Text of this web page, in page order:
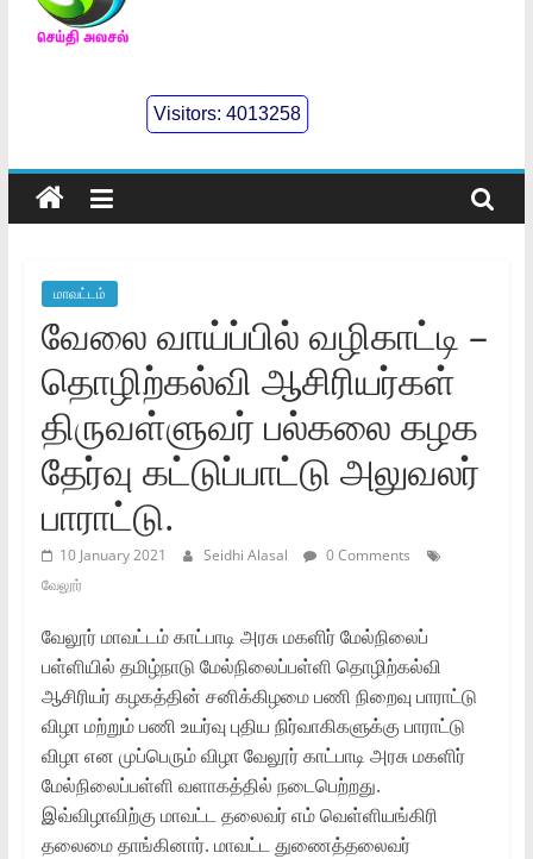
செய்திஅலசல்
Seidhialasal
Tamil
Online
Visitors:4013258
மாவட்டம்
வேலை வாய்ப்பில் வழிகாட்டி –
தொழிற்கல்வி ஆசிரியர்கள்
திருவள்ளுவர் பல்கலை கழக
தேர்வு கட்டுப்பாட்டு அலுவலர்
பாராட்டு.
10 January 2021 Seidhi Alasal
0 Comments
வேலூர்
வேலூர் மாவட்டம் காட்பாடி அரசு மகளிர் மேல்நிலைப்
பள்ளியில் தமிழ்நாடு மேல்நிலைப்பள்ளி தொழிற்கல்வி
ஆசிரியர் கழகத்தின் சனிக்கிழமை பணி நிறைவு பாராட்டு
விழா மற்றும் பணி உயர்வு புதிய நிர்வாகிகளுக்கு பாராட்டு
விழா என முப்பெரும் விழா வேலூர் காட்பாடி அரசு மகளிர்
மேல்நிலைப்பள்ளி வளாகத்தில் நடைபெற்றது.
இவ்விழாவிற்கு மாவட்ட தலைவர் எம் வெள்ளியங்கிரி
தலைமை தாங்கினார். மாவட்ட துணைத்தலைவர்